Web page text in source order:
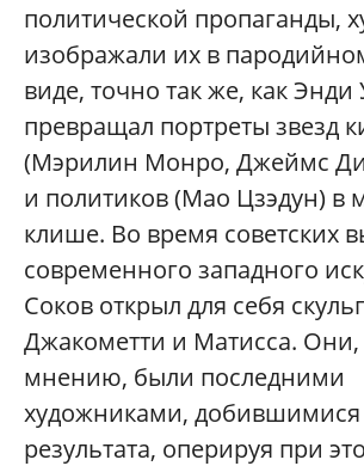
политической пропаганды,
изображали их в
виде, точно так же, как Энди
превращал портреты звезд
(Мэрилин Монро, Джеймс
и политиков (Мао Цзэдун) в
клише. Во время советских
современного западного
Соков открыл для себя
Джакометти и Матисса. Они,
мнению, были последними
художниками, добившимися
результата, оперируя при